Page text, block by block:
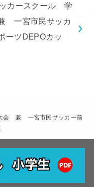
カースクール 学
一宮市民サッカ
ーツDEPOカッ
会 兼 一宮市民サッカー前